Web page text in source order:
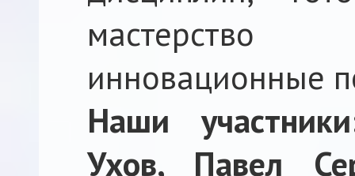
инновационные
Наши
Ухов, Павел